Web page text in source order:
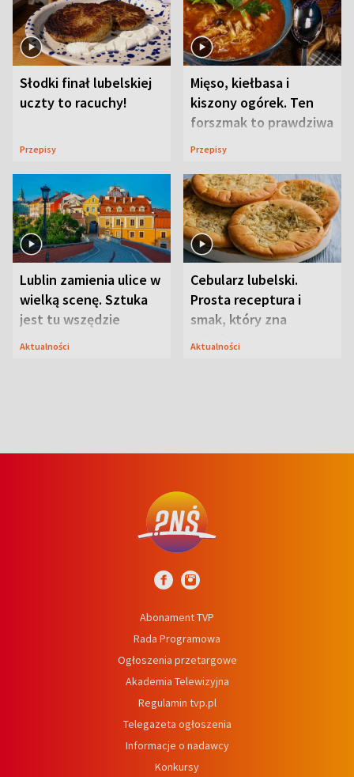
Słodki finał lubelskiej
uczty to racuchy!
Przepisy
Mięso, kiełbasa i
kiszony ogórek. Ten
forszmak to prawdziwa
uczta
Przepisy
Lublin zamienia ulice w
wielką scenę. Sztuka
jest tu wszędzie
Aktualności
Cebularz lubelski.
Prosta receptura i
smak, który zna
Lubelszczyzna
Aktualności
Abonament TVP
Rada Programowa
Ogłoszenia przetargowe
Akademia Telewizyjna
Regulamin tvp.pl
Telegazeta ogłoszenia
Informacje o nadawcy
Konkursy